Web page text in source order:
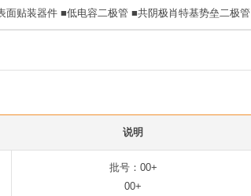
贴装器件 ■低电容二极管 ■共阴极肖特基势垒二极管
说明
批号：00+
00+